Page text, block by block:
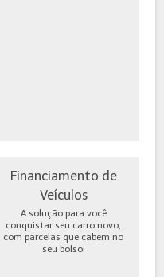
Financiamento de
Veículos
A solução para você
conquistar seu carro novo,
com parcelas que cabem no
seu bolso!